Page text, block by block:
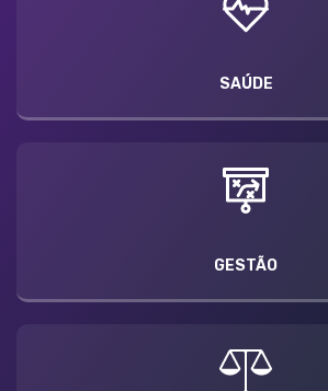
SAÚDE
GESTÃO